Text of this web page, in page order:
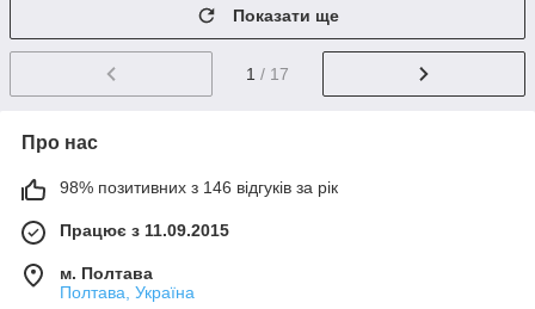
Показати ще
1 / 17
Про нас
98% позитивних з 146 відгуків за рік
Працює з 11.09.2015
м. Полтава
Полтава, Україна